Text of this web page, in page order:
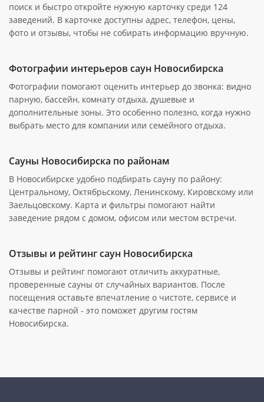
поиск и быстро откройте нужную карточку среди 124
заведений. В карточке доступны адрес, телефон, цены,
фото и отзывы, чтобы не собирать информацию вручную.
Фотографии интерьеров саун Новосибирска
Фотографии помогают оценить интерьер до звонка: видно
парную, бассейн, комнату отдыха, душевые и
дополнительные зоны. Это особенно полезно, когда нужно
выбрать место для компании или семейного отдыха.
Сауны Новосибирска по районам
В Новосибирске удобно подбирать сауну по району:
Центральному, Октябрьскому, Ленинскому, Кировскому или
Заельцовскому. Карта и фильтры помогают найти
заведение рядом с домом, офисом или местом встречи.
Отзывы и рейтинг саун Новосибирска
Отзывы и рейтинг помогают отличить аккуратные,
проверенные сауны от случайных вариантов. После
посещения оставьте впечатление о чистоте, сервисе и
качестве парной - это поможет другим гостям
Новосибирска.